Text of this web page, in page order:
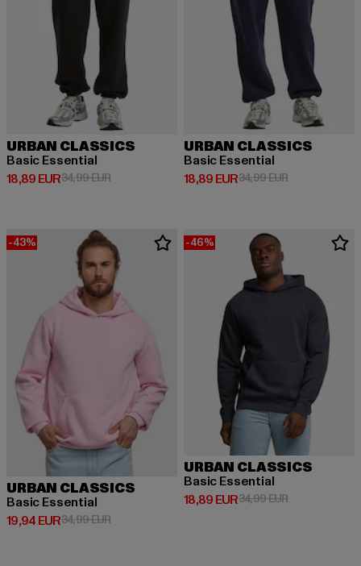
URBAN CLASSICS
Basic Essential
18,89 EUR
Derzeitiger Preis: 18,89 EUR
34,99 EURAktionspreis: 34,99 EUR
URBAN CLASSICS
Basic Essential
18,89 EUR
Derzeitiger Preis: 18,89 EUR
34,99 EURAktionspreis:
-43%
URBAN CLASSICS
Basic Essential
19,94 EUR
Derzeitiger Preis: 19,94 EUR
34,99 EURAktionspreis: 34,99 EUR
-46%
URBAN CLASSICS
Basic Essential
18,89 EUR
Derzeitiger Preis: 18,89 EUR
34,99 EURAktionspreis: